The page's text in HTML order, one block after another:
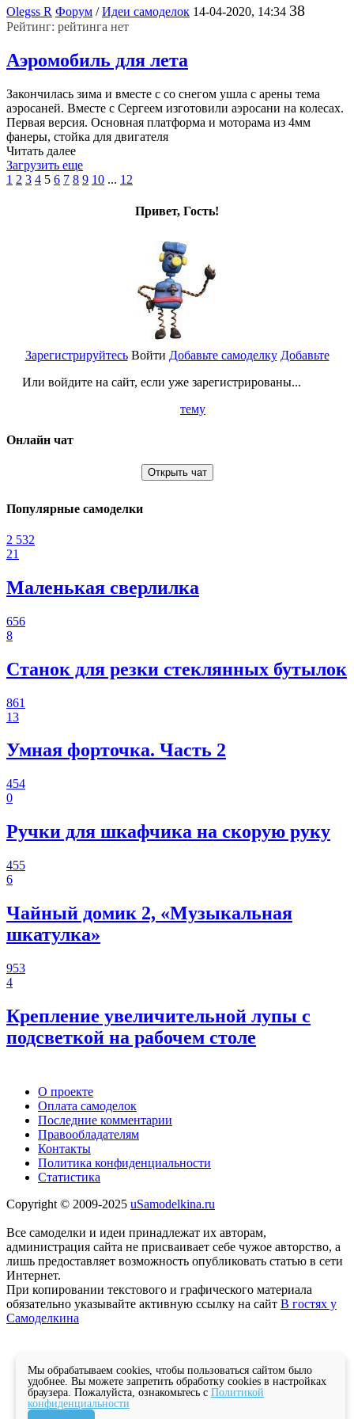
Olegss R Форум /Идеи самоделок 14-04-2020, 14:34 38
Рейтинг: рейтинга нет
Аэромобиль для лета
Закончилась зима и вместе с со снегом ушла с арены тема
аэросаней. Вместе с Сергеем изготовили аэросани на колесах.
Первая версия. Основная платформа и моторама из 4мм
фанеры, стойка для двигателя
Читать далее
Загрузить еще
1 2 3 4 5 6 7 8 9 10 ... 12
Привет, Гость!
Зарегистрируйтесь
Или войдите на сайт, если уже зарегистрированы...
Войти Добавьте самоделку Добавьте
тему
Онлайн чат
Открыть чат
Популярные самоделки
2 532
21
Маленькая сверлилка
656
8
Станок для резки стеклянных бутылок
861
13
Умная форточка. Часть 2
454
0
Ручки для шкафчика на скорую руку
455
6
Чайный домик 2, «Музыкальная
шкатулка»
953
4
Крепление увеличительной лупы с
подсветкой на рабочем столе
О проекте
Оплата самоделок
Последние комментарии
Правообладателям
Контакты
Политика конфиденциальности
Статистика
Copyright © 2009-2025 uSamodelkina.ru
Все самоделки и идеи принадлежат их авторам,
администрация сайта не присваивает себе чужое авторство, а
лишь предоставляет возможность опубликовать статью в сети
Интернет.
При копировании текстового и графического материала
обязательно указывайте активную ссылку на сайт В гостях у
Самоделкина
Мы обрабатываем cookies, чтобы пользоваться сайтом было
удобнее. Вы можете запретить обработку cookies в настройках
браузера. Пожалуйста, ознакомьтесь с Политикой
конфиденциальности